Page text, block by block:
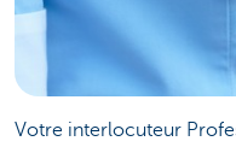
Votre interlocuteur